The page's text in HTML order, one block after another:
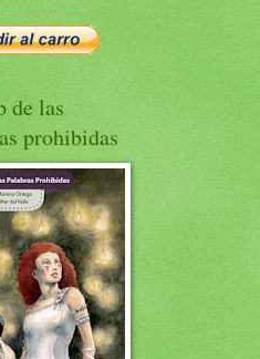
de las
prohibidas